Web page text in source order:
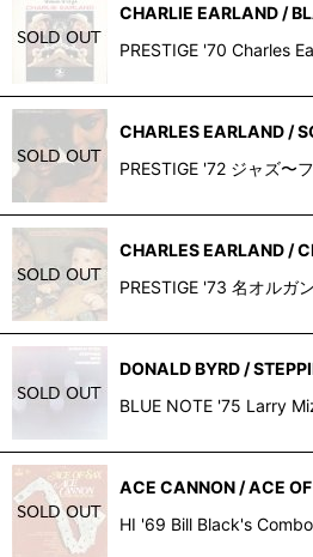
CHARLIE EARLAND /
PRESTIGE '70 Charles
CHARLES EARLAND /
PRESTIGE '72 ジャズ〜
CHARLES EARLAND /
PRESTIGE '73 名オルガ
DONALD BYRD /
BLUE NOTE '75 Larry
ACE CANNON / ACE
HI '69 Bill Black's